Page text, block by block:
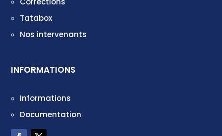
Tatabox
Nos intervenants
INFORMATIONS
Informations
Documentation